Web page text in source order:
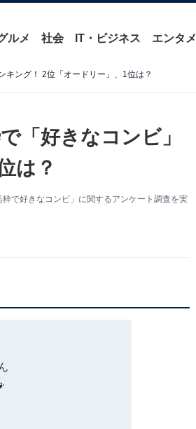
ルメ 社会 IT・ビジネス エンタメ
キング！ 2位「オードリー」、1位は？
「好きなコンビ」
は？
で好きなコンビ」に関するアンケート調査を実